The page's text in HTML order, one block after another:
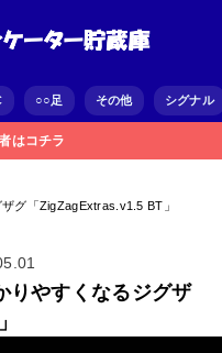
○○足 その他 シグナル
はコチラ
グ「ZigZagExtras.v1.5 BT」
りやすくなるジグザ